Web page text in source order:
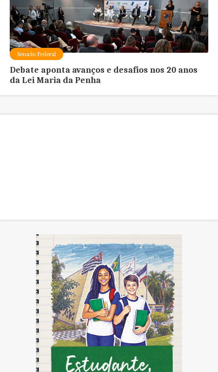
Senado Federal
Debate aponta avanços e desafios nos 20 anos
da Lei Maria da Penha